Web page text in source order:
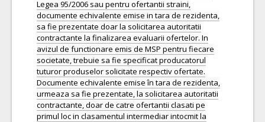
Legea 95/2006 sau pentru ofertantii straini,
documente echivalente emise in tara de rezidenta,
sa fie prezentate doar la solicitarea autoritatii
contractante la finalizarea evaluarii ofertelor. In
avizul de functionare emis de MSP pentru fiecare
societate, trebuie sa fie specificat producatorul
tuturor produselor solicitate respectiv ofertate.
Documente echivalente emise în tara de rezidenta,
urmeaza sa fie prezentate, la solicitarea autoritatii
contractante, doar de catre ofertantii clasati pe
primul loc in clasamentul intermediar intocmit la